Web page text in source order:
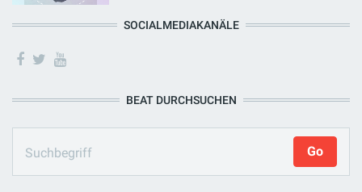
SOCIALMEDIAKANÄLE
BEAT DURCHSUCHEN